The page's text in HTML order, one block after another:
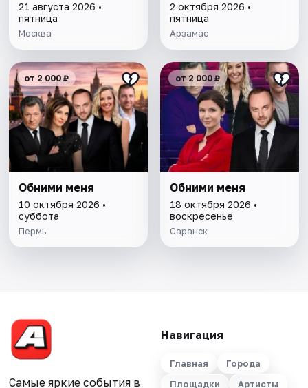
21 августа 2026 •
пятница
Москва
2 октября 2026 •
пятница
Арзамас
от 2 000 ₽
Обними меня
10 октября 2026 •
суббота
Пермь
от 2 000 ₽
Обними меня
18 октября 2026 •
воскресенье
Саранск
Самые яркие события в
Навигация
Главная
Города
Площадки
Артисты